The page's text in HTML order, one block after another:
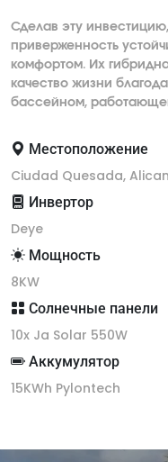
Сделав эту
приверженность
комфортом. Их
качество жизни
бассейном,
Местоположение
Ciudad Quesada,
Инвертор
Deye
Мощность
8KW
Солнечные панели
10x Ja Solar 550W
Аккумулятор
15KWh Pylontech